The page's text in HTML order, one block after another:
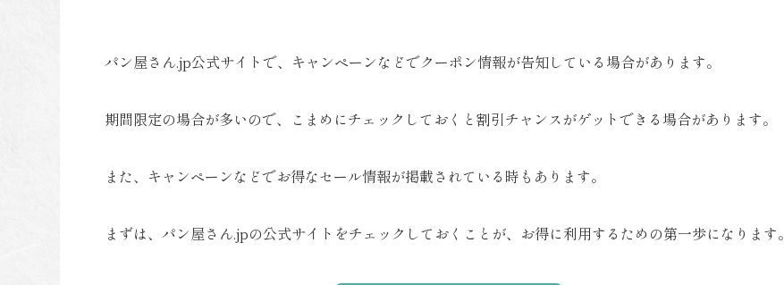
パン屋さん.jp公式サイトで、キャンペーンなどでクーポン情報が告知している場合があります。
期間限定の場合が多いので、こまめにチェックしておくと割引チャンスがゲットできる場合があります。
また、キャンペーンなどでお得なセール情報が掲載されている時もあります。
まずは、パン屋さん.jpの公式サイトをチェックしておくことが、お得に利用するための第一歩になります。